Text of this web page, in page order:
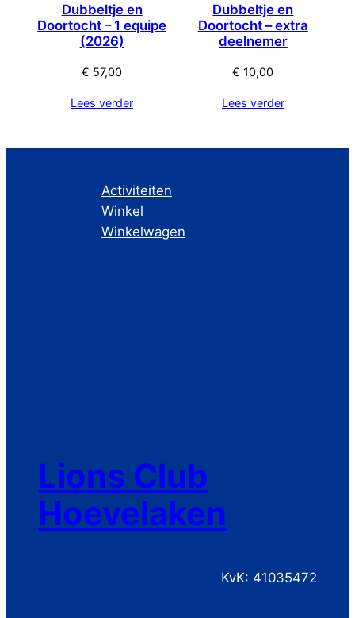
Dubbeltje en
Doortocht – 1 equipe
(2026)
€ 57,00
Lees verder
Dubbeltje en
Doortocht – extra
deelnemer
€ 10,00
Lees verder
Activiteiten
Winkel
Winkelwagen
Lions Club
Hoevelaken
KvK: 41035472